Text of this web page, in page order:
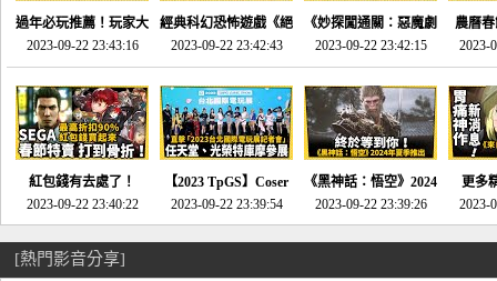
過年必玩推薦！玩家大
推的JRPG神作《神之
天平》介紹！-電玩宅
速配20230126
2023-09-22 23:43:16
經典科幻恐怖遊戲《絕
命異次元 重製版》重
回「石村號」的恐懼體
驗-電玩宅速配
20230125
2023-09-22 23:42:43
《妙探闖通關：惡魔劇
場》將推出「重製
版」!!!今年就能玩到!!-
電玩宅速配20230124
2023-09-22 23:42:15
農曆
SE社
動作角
電玩宅
2023-
紅包錢有去處了！
SEGA春節特賣 超過85
款遊戲打到骨折-電玩
宅速配20230119
2023-09-22 23:40:22
【2023 TpGS】Coser
和Show Girl搶先看！
直擊展前記者會-電玩
2023-09-22 23:39:54
《黑神話：悟空》2024
年夏季推出！確定不會
延期齁？-電玩宅速配
2023-09-22 23:39:26
更多
《來
金鄉
2023-
[熱門影音分享]